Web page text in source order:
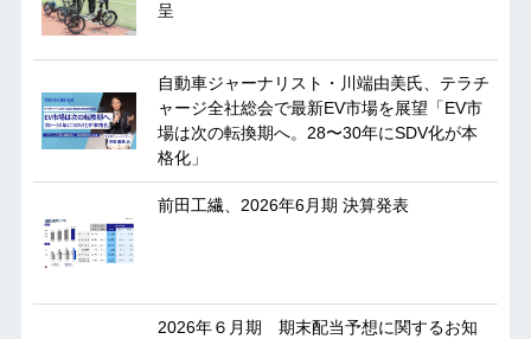
呈
自動車ジャーナリスト・川端由美氏、テラチ
ャージ全社総会で最新EV市場を展望「EV市
場は次の転換期へ。28〜30年にSDV化が本
格化」
前田工繊、2026年6月期 決算発表
2026年６月期 期末配当予想に関するお知